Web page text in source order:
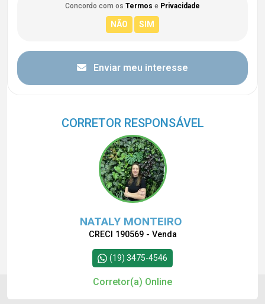
Concordo com os Termos e Privacidade
Enviar meu interesse
CORRETOR RESPONSÁVEL
NATALY MONTEIRO
CRECI 190569 - Venda
(19) 3475-4546
Corretor(a) Online